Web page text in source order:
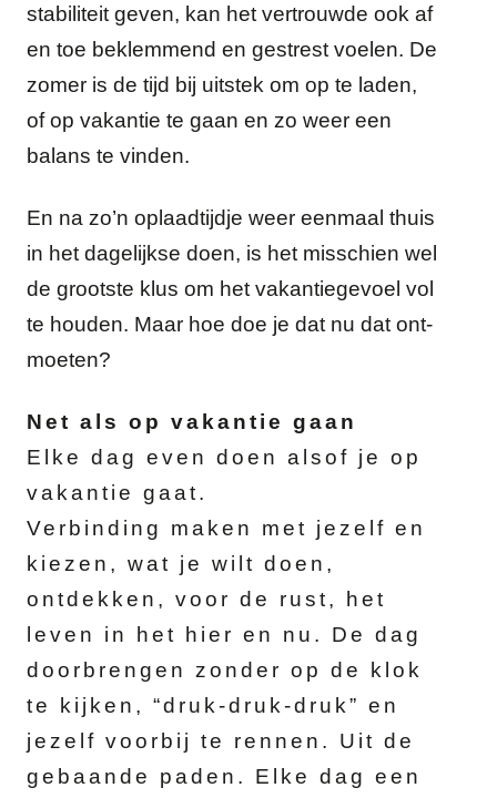
stabiliteit geven, kan het vertrouwde ook af
en toe beklemmend en gestrest voelen. De
zomer is de tijd bij uitstek om op te laden,
of op vakantie te gaan en zo weer een
balans te vinden.
En na zo’n oplaadtijdje weer eenmaal thuis
in het dagelijkse doen, is het misschien wel
de grootste klus om het vakantiegevoel vol
te houden. Maar hoe doe je dat nu dat ont-
moeten?
Net als op vakantie gaan
Elke dag even doen alsof je op
vakantie gaat.
Verbinding maken met jezelf en
kiezen, wat je wilt doen,
ontdekken, voor de rust, het
leven in het hier en nu. De dag
doorbrengen zonder op de klok
te kijken, “druk-druk-druk” en
jezelf voorbij te rennen. Uit de
gebaande paden. Elke dag een